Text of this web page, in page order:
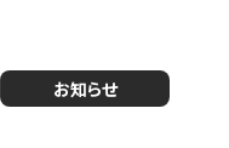
お知らせ